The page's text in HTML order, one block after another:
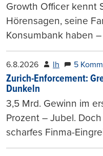
Growth Officer kennt
Hörensagen, seine
Konsumbank haben
6.8.2026 lh 5
Zurich-Enforcement:
Dunkeln
3,5 Mrd. Gewinn im
Prozent – Jubel.
scharfes Finma-